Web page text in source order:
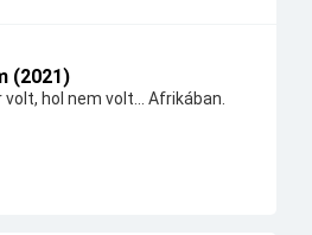
(2021)
volt, hol nem volt... Afrikában.